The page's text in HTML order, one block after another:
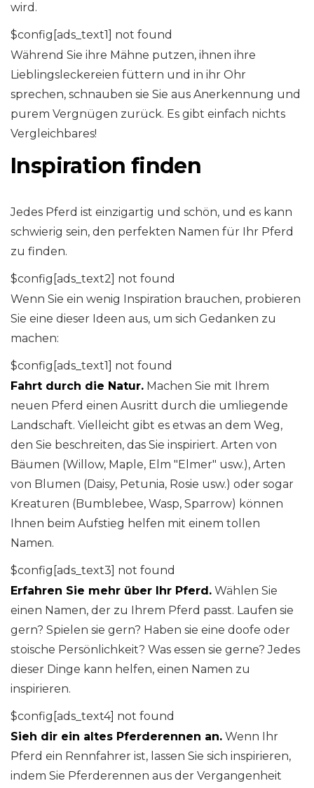
wird.
$config[ads_text1] not found
Während Sie ihre Mähne putzen, ihnen ihre
Lieblingsleckereien füttern und in ihr Ohr
sprechen, schnauben sie Sie aus Anerkennung und
purem Vergnügen zurück. Es gibt einfach nichts
Vergleichbares!
Inspiration finden
Jedes Pferd ist einzigartig und schön, und es kann
schwierig sein, den perfekten Namen für Ihr Pferd
zu finden.
$config[ads_text2] not found
Wenn Sie ein wenig Inspiration brauchen, probieren
Sie eine dieser Ideen aus, um sich Gedanken zu
machen:
$config[ads_text1] not found
Fahrt durch die Natur. Machen Sie mit Ihrem
neuen Pferd einen Ausritt durch die umliegende
Landschaft. Vielleicht gibt es etwas an dem Weg,
den Sie beschreiten, das Sie inspiriert. Arten von
Bäumen (Willow, Maple, Elm "Elmer" usw.), Arten
von Blumen (Daisy, Petunia, Rosie usw.) oder sogar
Kreaturen (Bumblebee, Wasp, Sparrow) können
Ihnen beim Aufstieg helfen mit einem tollen
Namen.
$config[ads_text3] not found
Erfahren Sie mehr über Ihr Pferd. Wählen Sie
einen Namen, der zu Ihrem Pferd passt. Laufen sie
gern? Spielen sie gern? Haben sie eine doofe oder
stoische Persönlichkeit? Was essen sie gerne? Jedes
dieser Dinge kann helfen, einen Namen zu
inspirieren.
$config[ads_text4] not found
Sieh dir ein altes Pferderennen an. Wenn Ihr
Pferd ein Rennfahrer ist, lassen Sie sich inspirieren,
indem Sie Pferderennen aus der Vergangenheit